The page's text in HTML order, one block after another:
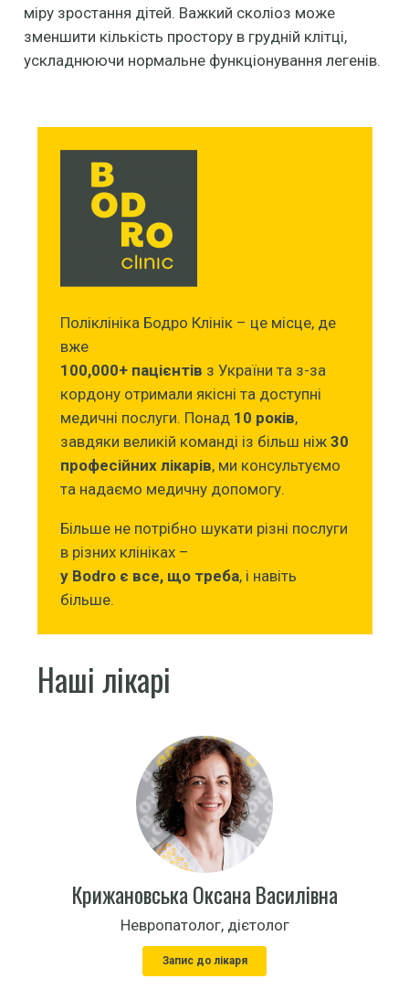
міру зростання дітей. Важкий сколіоз може
зменшити кількість простору в грудній клітці,
ускладнюючи нормальне функціонування легенів.
Поліклініка Бодро Клінік – це місце, де
вже
100,000+ пацієнтів з України та з-за
кордону отримали якісні та доступні
медичні послуги. Понад 10 років,
завдяки великій команді із більш ніж 30
професійних лікарів, ми консультуємо
та надаємо медичну допомогу.
Більше не потрібно шукати різні послуги
в різних клініках –
у Bodro є все, що треба, і навіть
більше.
Наші лікарі
Крижановська Оксана Василівна
Невропатолог, дієтолог
Запис до лікаря